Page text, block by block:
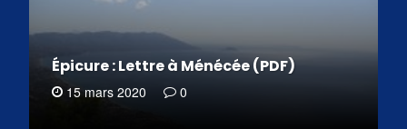
Épicure : Lettre à Ménécée (PDF)
15 mars 2020 0